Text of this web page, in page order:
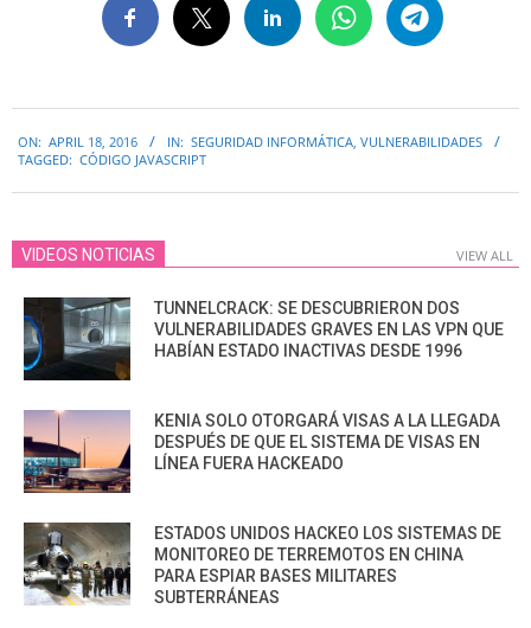
04-
ON: APRIL 18, 2016 IN: SEGURIDAD INFORMÁTICA, VULNERABILIDADES
TAGGED: CÓDIGO JAVASCRIPT
VIDEOS NOTICIAS VIEW ALL
TUNNELCRACK: SE DESCUBRIERON DOS
VULNERABILIDADES GRAVES EN LAS VPN QUE
HABÍAN ESTADO INACTIVAS DESDE 1996
KENIA SOLO OTORGARÁ VISAS A LA LLEGADA
DESPUÉS DE QUE EL SISTEMA DE VISAS EN
LÍNEA FUERA HACKEADO
ESTADOS UNIDOS HACKEO LOS SISTEMAS DE
MONITOREO DE TERREMOTOS EN CHINA
PARA ESPIAR BASES MILITARES
SUBTERRÁNEAS